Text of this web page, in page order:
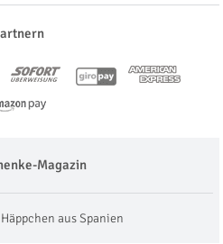
Magazin
aus Spanien